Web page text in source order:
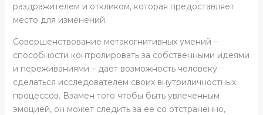
раздражителем и откликом, которая предоставляет
место для изменений.
Совершенствование метакогнитивных умений –
способности контролировать за собственными идеями
и переживаниями – дает возможность человеку
сделаться исследователем своих внутриличностных
процессов. Взамен того чтобы быть увлеченным
эмоцией, он может следить за ее со отстраненно,